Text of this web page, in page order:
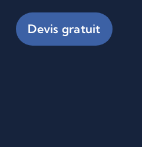
Devis gratuit